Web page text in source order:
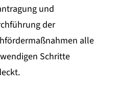
und
der
alle
Schritte